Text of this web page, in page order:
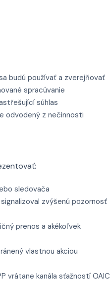
budú používať a zverejňovať
spracúvanie
súhlas
odvodený z nečinnosti
sledovača
zvýšenú pozornosť
prenos a akékoľvek
vlastnou akciou
vrátane kanála sťažností OAIC